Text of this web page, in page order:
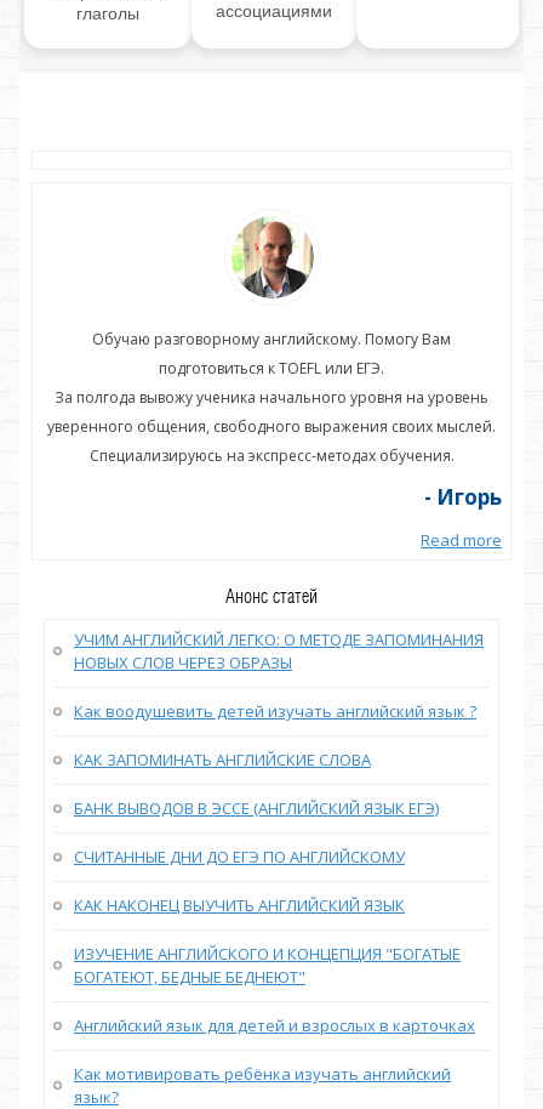
глаголы
ассоциациями
Обучаю разговорному английскому. Помогу Вам
подготовиться к TOEFL или ЕГЭ.
За полгода вывожу ученика начального уровня на уровень
уверенного общения, свободного выражения своих мыслей.
Специализируюсь на экспресс-методах обучения.
- Игорь
Read more
Анонс статей
УЧИМ АНГЛИЙСКИЙ ЛЕГКО: О МЕТОДЕ ЗАПОМИНАНИЯ
НОВЫХ СЛОВ ЧЕРЕЗ ОБРАЗЫ
Как воодушевить детей изучать английский язык ?
КАК ЗАПОМИНАТЬ АНГЛИЙСКИЕ СЛОВА
БАНК ВЫВОДОВ В ЭССЕ (АНГЛИЙСКИЙ ЯЗЫК ЕГЭ)
СЧИТАННЫЕ ДНИ ДО ЕГЭ ПО АНГЛИЙСКОМУ
КАК НАКОНЕЦ ВЫУЧИТЬ АНГЛИЙСКИЙ ЯЗЫК
ИЗУЧЕНИЕ АНГЛИЙСКОГО И КОНЦЕПЦИЯ "БОГАТЫЕ
БОГАТЕЮТ, БЕДНЫЕ БЕДНЕЮТ"
Английский язык для детей и взрослых в карточках
Как мотивировать ребёнка изучать английский
язык?